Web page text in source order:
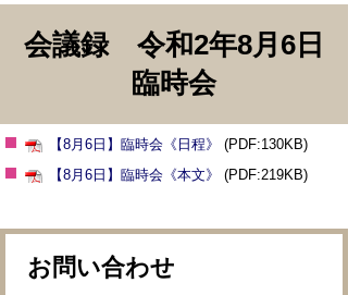
会議録 令和2年8月6日
臨時会
【8月6日】臨時会《日程》
(PDF:130KB)
【8月6日】臨時会《本文》
(PDF:219KB)
お問い合わせ